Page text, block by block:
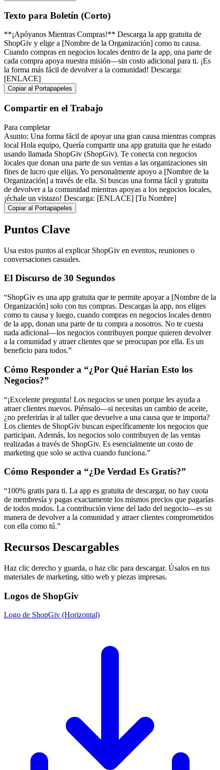
Texto para Boletín (Corto)
**¡Apóyanos Mientras Compras!** Descarga la app gratuita de
ShopGiv y elige a [Nombre de la Organización] como tu causa.
Cuando compras en negocios locales dentro de la app, una parte de
cada compra apoya nuestra misión—sin costo adicional para ti. ¡Es
la forma más fácil de devolver a la comunidad! Descarga:
[ENLACE]
Copiar al Portapapeles
Compartir en el Trabajo
Para completar
Asunto: Una forma fácil de apoyar una gran causa mientras compras
local Hola equipo, Quería compartir una app gratuita que he estado
usando llamada ShopGiv (ShopGiv). Te conecta con negocios
locales que donan una parte de sus ventas a las organizaciones sin
fines de lucro que elijas. Yo personalmente apoyo a [Nombre de la
Organización] a través de ella. Si buscas una forma fácil y gratuita
de devolver a la comunidad mientras apoyas a los negocios locales,
¡échale un vistazo! Descarga: [ENLACE] [Tu Nombre]
Copiar al Portapapeles
Puntos Clave
Usa estos puntos al explicar ShopGiv en eventos, reuniones o
conversaciones casuales.
El Discurso de 30 Segundos
“ShopGiv es una app gratuita que te permite apoyar a [Nombre de la
Organización] solo con tus compras. Descargas la app, nos eliges
como tu causa y luego, cuando compras en negocios locales dentro
de la app, donan una parte de tu compra a nosotros. No te cuesta
nada adicional—los negocios contribuyen porque quieren devolver
a la comunidad y atraer clientes que se preocupan por ella. Es un
beneficio para todos.”
Cómo Responder a “¿Por Qué Harían Esto los
Negocios?”
“¡Excelente pregunta! Los negocios se unen porque les ayuda a
atraer clientes nuevos. Piénsalo—si necesitas un cambio de aceite,
¿no preferirías ir al taller que devuelve a una causa que te importa?
Los clientes de ShopGiv buscan específicamente los negocios que
participan. Además, los negocios solo contribuyen de las ventas
realizadas a través de ShopGiv. Es esencialmente un costo de
marketing que solo se activa cuando funciona.”
Cómo Responder a “¿De Verdad Es Gratis?”
“100% gratis para ti. La app es gratuita de descargar, no hay cuota
de membresía y pagas exactamente los mismos precios que pagarías
de todos modos. La contribución viene del lado del negocio—es su
manera de devolver a la comunidad y atraer clientes comprometidos
con ella como tú.”
Recursos Descargables
Haz clic derecho y guarda, o haz clic para descargar. Úsalos en tus
materiales de marketing, sitio web y piezas impresas.
Logos de ShopGiv
Logo de ShopGiv (Horizontal)